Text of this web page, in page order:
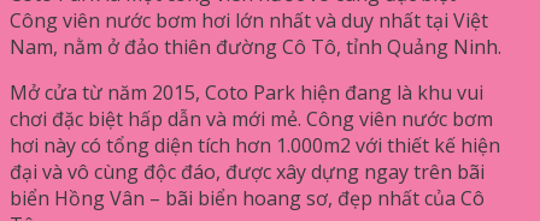
Công viên nước bơm hơi lớn nhất và duy nhất tại Việt
Nam, nằm ở đảo thiên đường Cô Tô, tỉnh Quảng Ninh.
Mở cửa từ năm 2015, Coto Park hiện đang là khu vui
chơi đặc biệt hấp dẫn và mới mẻ. Công viên nước bơm
hơi này có tổng diện tích hơn 1.000m2 với thiết kế hiện
đại và vô cùng độc đáo, được xây dựng ngay trên bãi
biển Hồng Vân – bãi biển hoang sơ, đẹp nhất của Cô